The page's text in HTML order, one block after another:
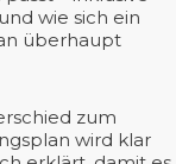
wie sich ein
überhaupt
zum
wird klar